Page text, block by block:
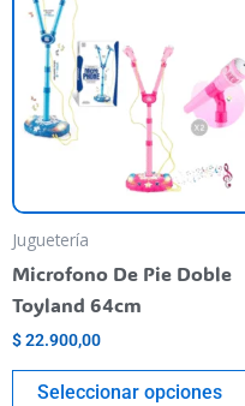
Juguetería
Microfono De Pie Doble
Toyland 64cm
$22.900,00
Seleccionar opciones